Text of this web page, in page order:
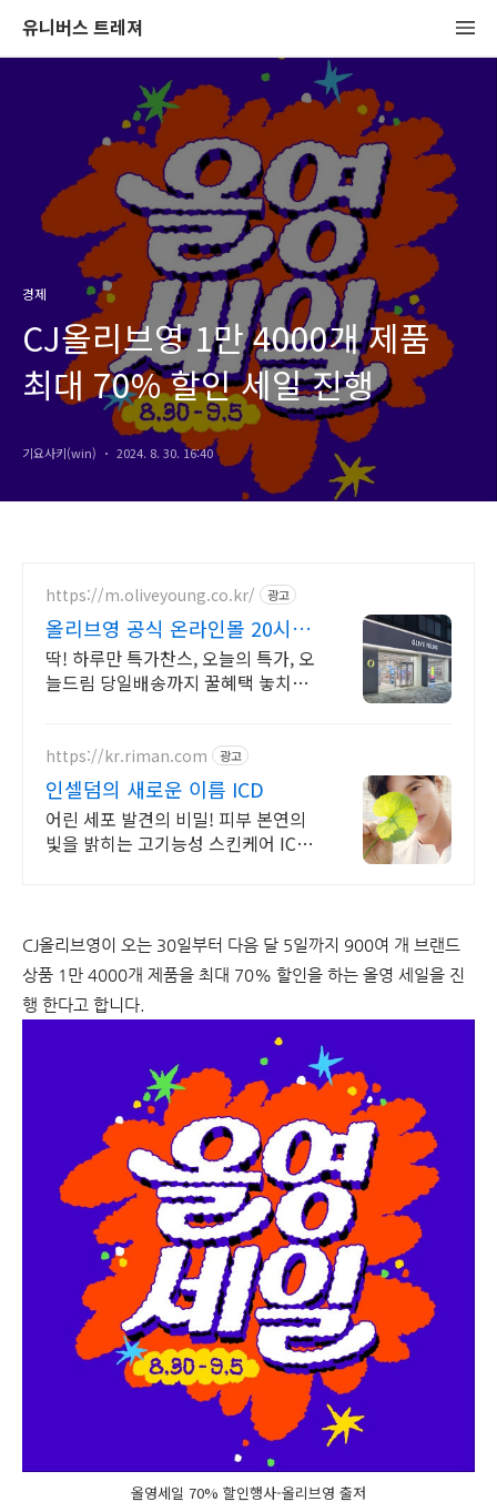
유니버스 트레져
경제
CJ올리브영 1만 4000개 제품
최대 70% 할인 세일 진행
기요사키(win) 2024. 8. 30. 16:40
https://m.oliveyoung.co.kr/ 광고
올리브영 공식 온라인몰 20시
이전 주문은 오늘드림
딱! 하루만 특가찬스, 오늘의 특가, 오
늘드림 당일배송까지 꿀혜택 놓치지
https://kr.riman.com 광고
인셀덤의 새로운 이름 ICD
어린 세포 발견의 비밀! 피부 본연의
빛을 밝히는 고기능성 스킨케어 ICD
CJ올리브영이 오는 30일부터 다음 달 5일까지 900여 개 브랜드
상품 1만 4000개 제품을 최대 70% 할인을 하는 올영 세일을 진
행 한다고 합니다.
올영세일 70% 할인행사-올리브영 출저